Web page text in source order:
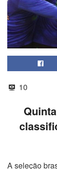
10
A seleção